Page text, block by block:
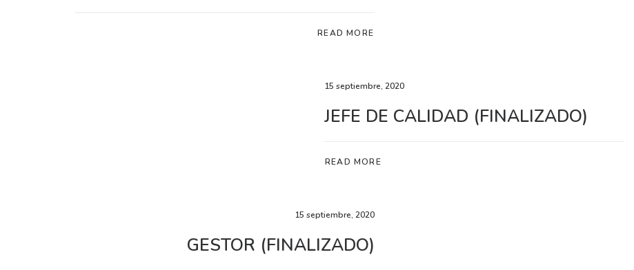
READ MORE
15 septiembre, 2020
JEFE DE CALIDAD (FINALIZADO)
READ MORE
15 septiembre, 2020
GESTOR (FINALIZADO)